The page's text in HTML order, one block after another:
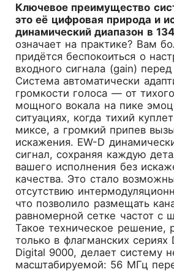
Ключевое преимущество
это её цифровая природа и
динамический диапазон в
означает на практике? Вам
придётся беспокоиться о
входного сигнала (gain)
Система автоматически
громкости голоса — от
мощного вокала на пике
ситуациях, когда тихий
миксе, а громкий припев
искажения. EW-D
сигнал, сохраняя каждую
вашего исполнения без
качества. Это стало
отсутствию
что позволило размещать
равномерной сетке частот с
Такое техническое решение,
только в флагманских сериях
Digital 9000, делает систему
масштабируемой: 56 МГц